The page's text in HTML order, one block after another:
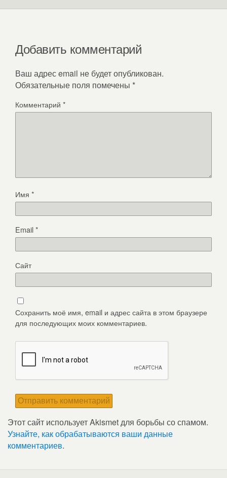
Добавить комментарий
Ваш адрес email не будет опубликован.
Обязательные поля помечены *
Комментарий *
Имя *
Email*
Сайт
Сохранить моё имя, email и адрес сайта в этом браузере
для последующих моих комментариев.
Этот сайт использует Akismet для борьбы со спамом.
Узнайте, как обрабатываются ваши данные
комментариев.